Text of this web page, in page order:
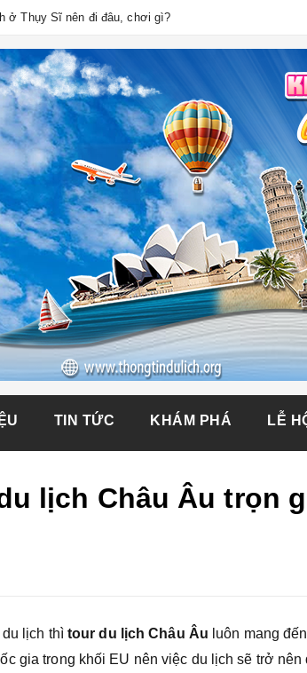
TIN TỨC KHÁM PHÁ LỄ
lịch Châu Âu trọn
lịch thì tour du lịch Châu Âu luôn mang
gia trong khối EU nên việc du lịch sẽ trở